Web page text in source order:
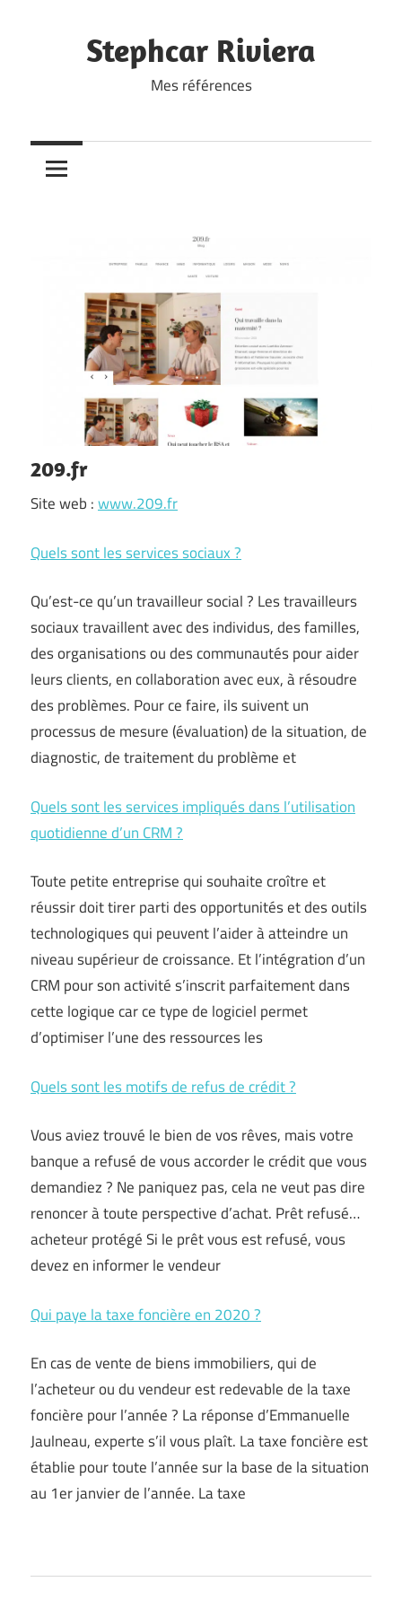
Stephcar Riviera
Mes références
209.fr
Site web :www.209.fr
Quels sont les services sociaux ?
Qu’est-ce qu’un travailleur social ? Les travailleurs
sociaux travaillent avec des individus, des familles,
des organisations ou des communautés pour aider
leurs clients, en collaboration avec eux, à résoudre
des problèmes. Pour ce faire, ils suivent un
processus de mesure (évaluation) de la situation, de
diagnostic, de traitement du problème et
Quels sont les services impliqués dans l’utilisation
quotidienne d’un CRM ?
Toute petite entreprise qui souhaite croître et
réussir doit tirer parti des opportunités et des outils
technologiques qui peuvent l’aider à atteindre un
niveau supérieur de croissance. Et l’intégration d’un
CRM pour son activité s’inscrit parfaitement dans
cette logique car ce type de logiciel permet
d’optimiser l’une des ressources les
Quels sont les motifs de refus de crédit ?
Vous aviez trouvé le bien de vos rêves, mais votre
banque a refusé de vous accorder le crédit que vous
demandiez ? Ne paniquez pas, cela ne veut pas dire
renoncer à toute perspective d’achat. Prêt refusé…
acheteur protégé Si le prêt vous est refusé, vous
devez en informer le vendeur
Qui paye la taxe foncière en 2020 ?
En cas de vente de biens immobiliers, qui de
l’acheteur ou du vendeur est redevable de la taxe
foncière pour l’année ? La réponse d’Emmanuelle
Jaulneau, experte s’il vous plaît. La taxe foncière est
établie pour toute l’année sur la base de la situation
au 1er janvier de l’année. La taxe